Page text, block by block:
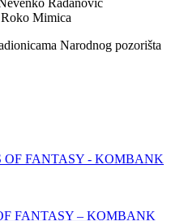
Mimica
Narodnog pozorišta
FANTASY – KOMBANK